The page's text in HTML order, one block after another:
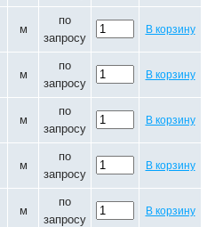
м
по
запросу
В корзину
м
по
запросу
В корзину
м
по
запросу
В корзину
м
по
запросу
В корзину
м
по
запросу
В корзину